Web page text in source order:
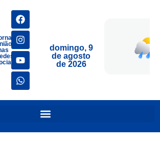
domingo, 9
de agosto
de 2026